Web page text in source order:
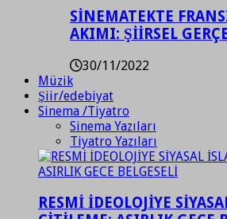
SİNEMATEKTE
AKIMI: ŞİİRSEL
30/11/2022
Müzik
Şiir/edebiyat
Sinema /Tiyatro
Sinema Yazıları
Tiyatro Yazıları
RESMİ İDEOLOJİYE